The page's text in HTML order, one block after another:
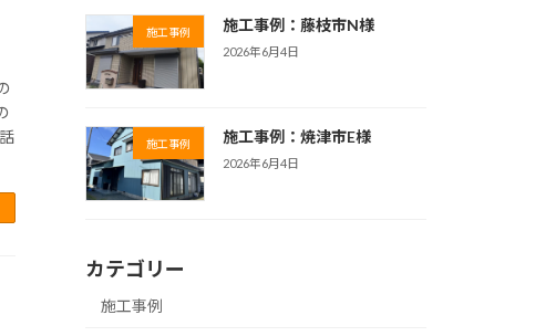
施工事例 施工事例：藤枝市N様
2026年6月4日
施工事例 施工事例：焼津市E様
2026年6月4日
カテゴリー
施工事例